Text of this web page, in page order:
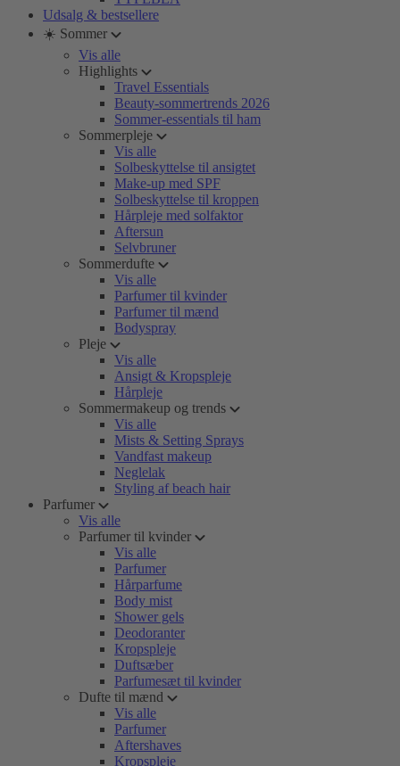
Udsalg & bestsellere
☀️ Sommer
Vis alle
Highlights
Travel Essentials
Beauty-sommertrends 2026
Sommer-essentials til ham
Sommerpleje
Vis alle
Solbeskyttelse til ansigtet
Make-up med SPF
Solbeskyttelse til kroppen
Hårpleje med solfaktor
Aftersun
Selvbruner
Sommerdufte
Vis alle
Parfumer til kvinder
Parfumer til mænd
Bodyspray
Pleje
Vis alle
Ansigt & Kropspleje
Hårpleje
Sommermakeup og trends
Vis alle
Mists & Setting Sprays
Vandfast makeup
Neglelak
Styling af beach hair
Parfumer
Vis alle
Parfumer til kvinder
Vis alle
Parfumer
Hårparfume
Body mist
Shower gels
Deodoranter
Kropspleje
Duftsæber
Parfumesæt til kvinder
Dufte til mænd
Vis alle
Parfumer
Aftershaves
Kropspleje